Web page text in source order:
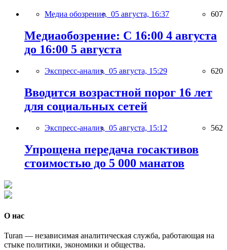
Медиа обозрение, 05 августа, 16:37 607
Медиаобозрение: С 16:00 4 августа
до 16:00 5 августа
Экспресс-анализ, 05 августа, 15:29 620
Вводится возрастной порог 16 лет
для социальных сетей
Экспресс-анализ, 05 августа, 15:12 562
Упрощена передача госактивов
стоимостью до 5 000 манатов
О нас
Turan — независимая аналитическая служба, работающая на
стыке политики, экономики и общества.